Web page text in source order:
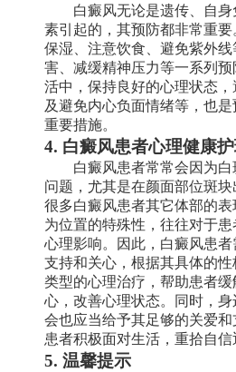
白癜风无论是遗传、自
素引起的，其预防都非常重
保湿、注意饮食、避免紫外
害、减缓精神压力等一系列
活中，保持良好的心理状态
及避免内心负面情绪等，也
重要措施。
4. 白癜风患者心理健康
白癜风患者常常会因为
问题，尤其是在颜面部位斑
很多白癜风患者其它体部的表
为位置的特殊性，往往对于
心理影响。因此，白癜风患者
支持和关心，根据其具体的性
类型的心理治疗，帮助患者
心，改善心理状态。同时，
会也应当给予其足够的关爱
患者积极面对生活，重拾自信
5. 温馨提示